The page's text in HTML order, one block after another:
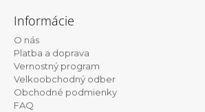
Informácie
O nás
Platba a doprava
Vernostný program
Velkoobchodný odber
Obchodné podmienky
FAQ